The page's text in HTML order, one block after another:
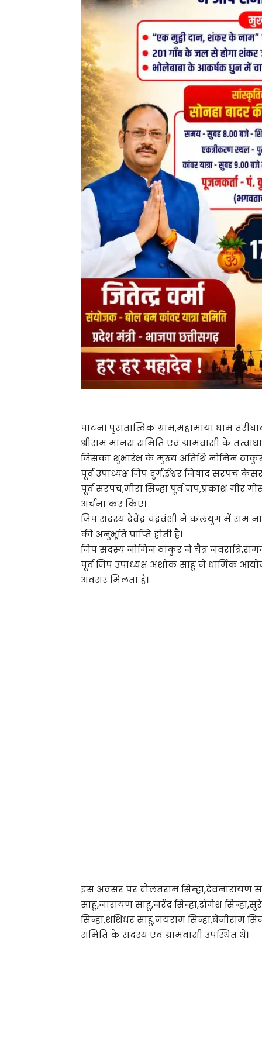
पाटन। पुरातात्विक ग्राम,महामाया धाम
श्रीराम मानस समिति एवं ग्रामवासी के
जिसका शुभारंभ के मुख्य अतिथि नोमिन ठाकुर
पूर्व उपाध्यक्ष ज़िप दुर्ग,ईश्वर निषाद सरपंच
पूर्व सरपंच,मीरा सिन्हा पूर्व जप,प्रकाश गीर
अर्चना कर किए।
जिप सदस्य देवेंद्र चंद्रवंशी ने कलयुग में राम
की अनुभूति प्राप्ति होती है।
जिप सदस्य नोमिन ठाकुर ने चैत्र
पूर्व जिप उपाध्यक्ष अशोक साहू ने धार्मिक
अवसर मिलता है।
इस अवसर पर दौलतराम सिन्हा,देवनारायण
साहू,नारायण साहू,नरेंद्र सिन्हा,डोमेश
सिन्हा,शशिधर साहू,जयराम सिन्हा,बेनीराम
समिति के सदस्य एवं ग्रामवासी उपस्थित थे।